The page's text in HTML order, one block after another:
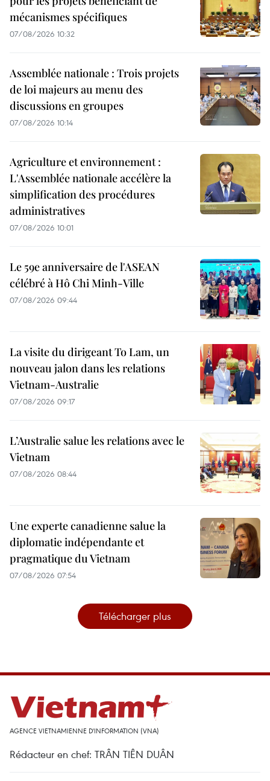
mécanismes spécifiques
07/08/2026 10:32
Assemblée nationale : Trois projets
de loi majeurs au menu des
discussions en groupes
07/08/2026 10:14
Agriculture et environnement :
L'Assemblée nationale accélère la
simplification des procédures
administratives
07/08/2026 10:01
Le 59e anniversaire de l'ASEAN
célébré à Hô Chi Minh-Ville
07/08/2026 09:44
La visite du dirigeant To Lam, un
nouveau jalon dans les relations
Vietnam-Australie
07/08/2026 09:17
L’Australie salue les relations avec le
Vietnam
07/08/2026 08:44
Une experte canadienne salue la
diplomatie indépendante et
pragmatique du Vietnam
07/08/2026 07:54
Télécharger plus
AGENCE VIETNAMIENNE D'INFORMATION (VNA)
Rédacteur en chef: TRÂN TIÊN DUÂN